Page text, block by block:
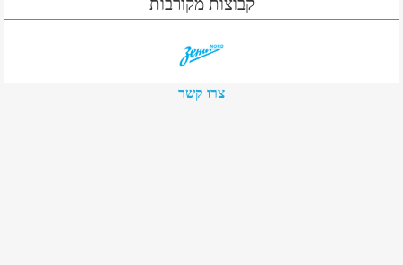
קבוצות מקורבות
צרו קשר